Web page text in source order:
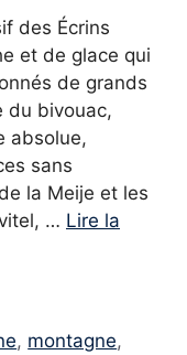
des Écrins
et de glace qui
de grands
du bivouac,
absolue,
sans
la Meije et les
… Lire la
, montagne,